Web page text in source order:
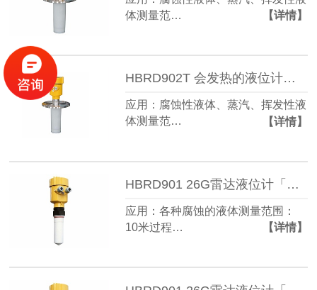
体测量范…
【详情】
HBRD902T 会发热的液位计「防腐型」电力行业
应用：腐蚀性液体、蒸汽、挥发性液
体测量范…
【详情】
HBRD901 26G雷达液位计「防腐型」电力行业
应用：各种腐蚀的液体测量范围：
10米过程…
【详情】